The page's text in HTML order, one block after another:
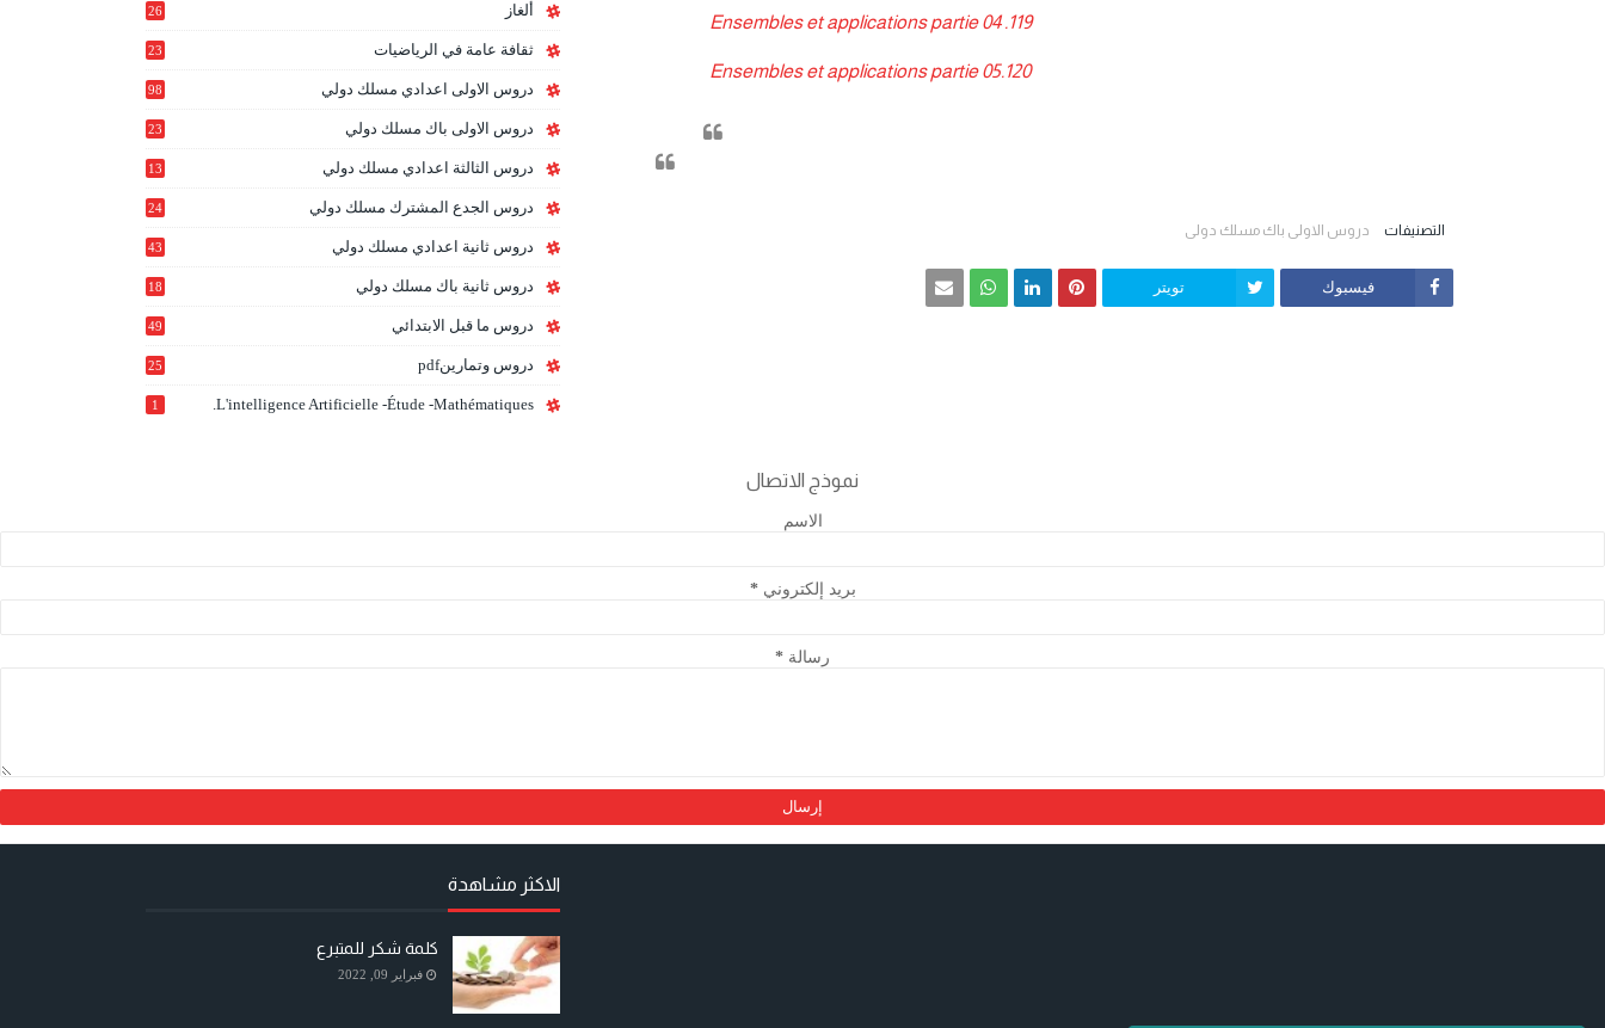
119.
Ensembles et applications partie 04
120.Ensembles et applications partie 05
التصنيفات دروس الاولى باك مسلك دولي
فيسبوك تويتر
ألغاز 26
ثقافة عامة في الرياضيات 23
دروس الاولى اعدادي مسلك دولي 98
دروس الاولى باك مسلك دولي
23
دروس الثالثة اعدادي مسلك دولي
13
دروس الجدع المشترك مسلك دولي
24
دروس ثانية اعدادي مسلك دولي 43
دروس ثانية باك مسلك دولي
18
دروس ما قبل الابتدائي 49
دروس وتمارينpdf 25
L'intelligence Artificielle -étude -mathématiques.
1
نموذج الاتصال
الاسم
بريد إلكتروني*
رسالة *
الاكثر مشاهدة
كلمة شكر للمتبرع
فبراير 09, 2022